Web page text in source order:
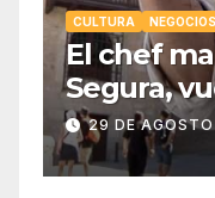
CULTURA
El chef
Segura,
icónico de
29 DE